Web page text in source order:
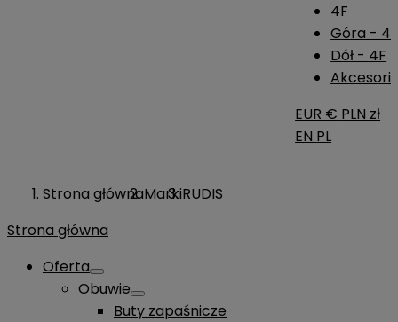
4F
Góra -
Dół - 4F
EUR € PLN zł
EN PL
Strona głównaMarkiRUDIS
Strona główna
Oferta
Obuwie
Buty zapaśnicze